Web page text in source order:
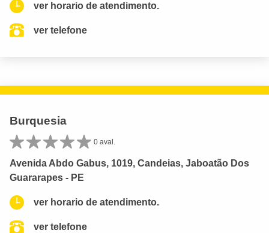
ver horario de atendimento.
ver telefone
Burquesia
0 aval.
Avenida Abdo Gabus, 1019, Candeias, Jaboatão Dos
Guararapes - PE
ver horario de atendimento.
ver telefone